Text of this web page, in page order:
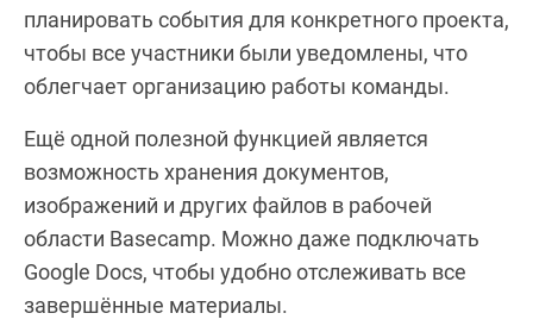
планировать события для конкретного проекта,
чтобы все участники были уведомлены, что
облегчает организацию работы команды.
Ещё одной полезной функцией является
возможность хранения документов,
изображений и других файлов в рабочей
области Basecamp. Можно даже подключать
Google Docs, чтобы удобно отслеживать все
завершённые материалы.